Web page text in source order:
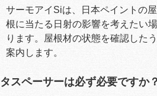
サーモアイSiは、日本ペイントの
根に当たる日射の影響を考えたい
ります。屋根材の状態を確認した
案内します。
タスペーサーは必ず必要ですか？